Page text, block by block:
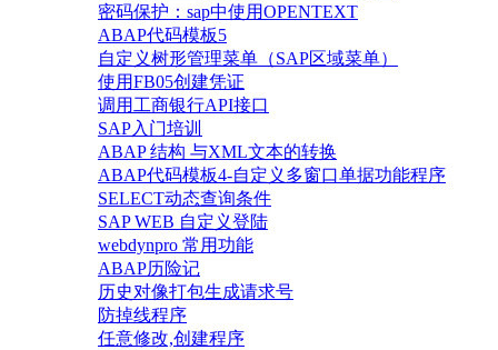
密码保护：sap中使用OPENTEXT
ABAP代码模板5
自定义树形管理菜单（SAP区域菜单）
使用FB05创建凭证
调用工商银行API接口
SAP入门培训
ABAP 结构 与XML文本的转换
ABAP代码模板4-自定义多窗口单据功能程序
SELECT动态查询条件
SAP WEB 自定义登陆
webdynpro 常用功能
ABAP历险记
历史对像打包生成请求号
防掉线程序
任意修改,创建程序